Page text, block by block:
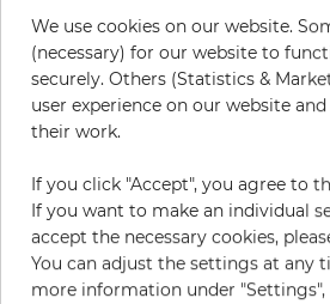
Цвет Бежевый
Цвет узора: Розовый
56,90 € за рулон
19% НДС включительно + Доставка
Цена за м² - 10,94 €
Do you need glue?
We use cookies on our website.
(necessary) for our website to
securely. Others (Statistics &
user experience on our website
their work.
If you click "Accept", you agree to
If you want to make an individual
accept the necessary cookies,
You can adjust the settings at any
more information under